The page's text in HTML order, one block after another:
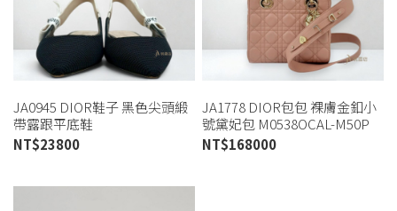
JA0945 DIOR鞋子 黑色尖頭緞
帶露跟平底鞋
KCB384TFL_S900 (桃園店)
NT$23800
JA1778 DIOR包包 裸膚金釦小
號黛妃包 M0538OCAL-M50P
(桃園店)
NT$168000